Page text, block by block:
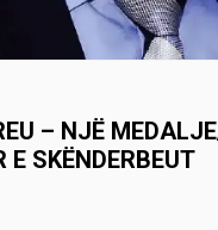
– NJË
E SKËNDERBEUT